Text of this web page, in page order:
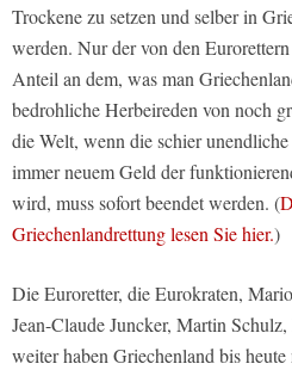
Trockene zu setzen und selber in
werden. Nur der von den
Anteil an dem, was man
bedrohliche Herbeireden von noch
die Welt, wenn die schier
immer neuem Geld der
wird, muss sofort beendet werden. (
Griechenlandrettung lesen Sie hier.)
Die Euroretter, die Eurokraten,
Jean-Claude Juncker, Martin
weiter haben Griechenland bis